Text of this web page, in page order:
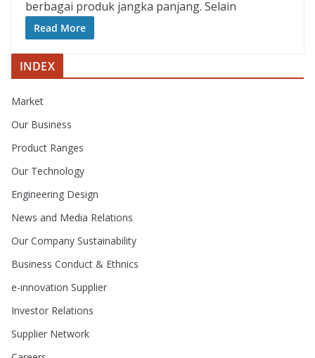
berbagai produk jangka panjang. Selain
Read More
INDEX
Market
Our Business
Product Ranges
Our Technology
Engineering Design
News and Media Relations
Our Company Sustainability
Business Conduct & Ethnics
e-innovation Supplier
Investor Relations
Supplier Network